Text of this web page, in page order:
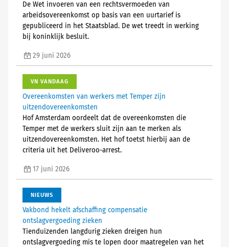
De Wet invoeren van een rechtsvermoeden van
arbeidsovereenkomst op basis van een uurtarief is
gepubliceerd in het Staatsblad. De wet treedt in werking
bij koninklijk besluit.
29 juni 2026
VN VANDAAG
Overeenkomsten van werkers met Temper zijn
uitzendovereenkomsten
Hof Amsterdam oordeelt dat de overeenkomsten die
Temper met de werkers sluit zijn aan te merken als
uitzendovereenkomsten. Het hof toetst hierbij aan de
criteria uit het Deliveroo-arrest.
17 juni 2026
NIEUWS
Vakbond hekelt afschaffing compensatie
ontslagvergoeding zieken
Tienduizenden langdurig zieken dreigen hun
ontslagvergoeding mis te lopen door maatregelen van het